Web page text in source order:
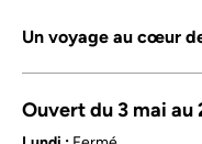
Un voyage au cœur
Ouvert du 3 mai au